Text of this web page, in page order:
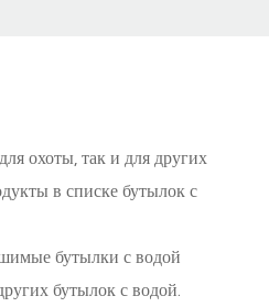
охоты, так и для других
в списке бутылок с
бутылки с водой
бутылок с водой.